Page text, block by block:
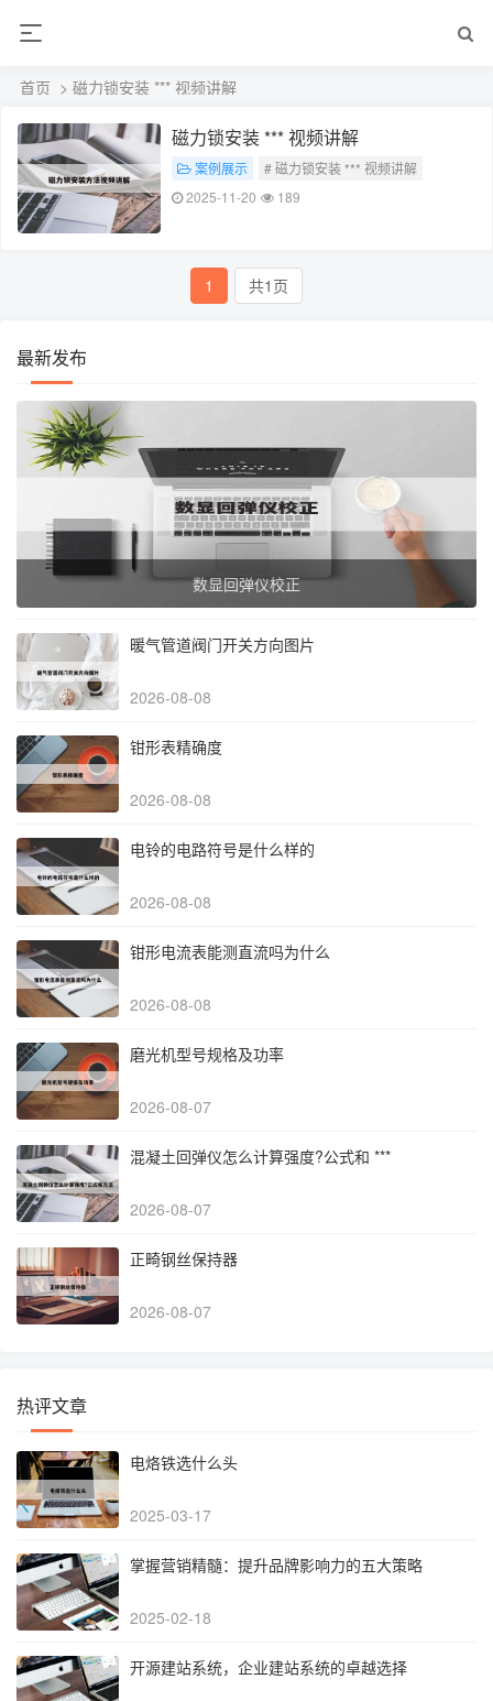
首页 > 磁力锁安装 *** 视频讲解
磁力锁安装 *** 视频讲解
案例展示
# 磁力锁安装 *** 视频讲解
2025-11-20
189
1 共1页
最新发布
数显回弹仪校正
暖气管道阀门开关方向图片
2026-08-08
钳形表精确度
2026-08-08
电铃的电路符号是什么样的
2026-08-08
钳形电流表能测直流吗为什么
2026-08-08
磨光机型号规格及功率
2026-08-07
混凝土回弹仪怎么计算强度?公式和 ***
2026-08-07
正畸钢丝保持器
2026-08-07
热评文章
电烙铁选什么头
2025-03-17
掌握营销精髓：提升品牌影响力的五大策略
2025-02-18
开源建站系统，企业建站系统的卓越选择